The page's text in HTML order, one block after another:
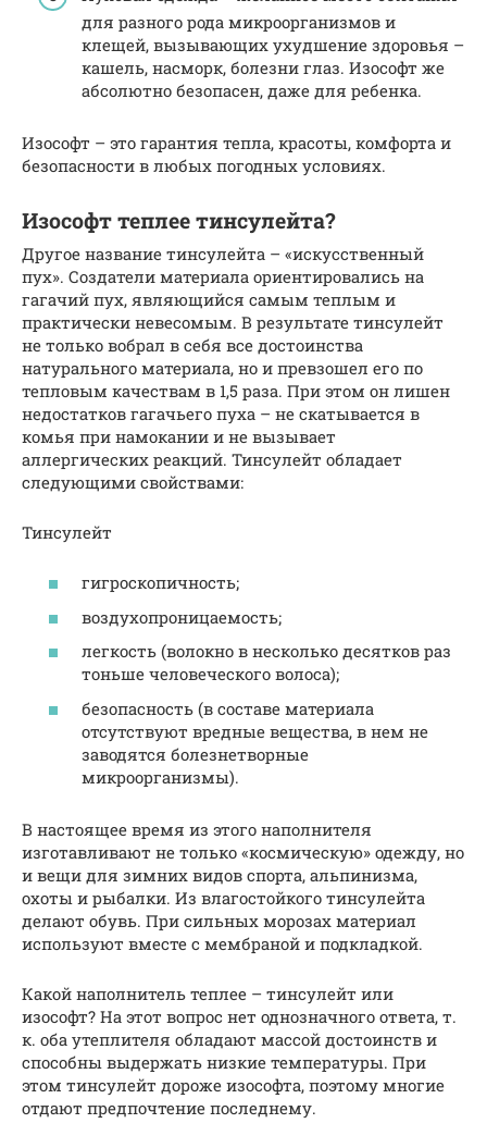
для разного рода микроорганизмов и
клещей, вызывающих ухудшение здоровья –
кашель, насморк, болезни глаз. Изософт же
абсолютно безопасен, даже для ребенка.
Изософт – это гарантия тепла, красоты, комфорта и
безопасности в любых погодных условиях.
Изософт теплее тинсулейта?
Другое название тинсулейта – «искусственный
пух». Создатели материала ориентировались на
гагачий пух, являющийся самым теплым и
практически невесомым. В результате тинсулейт
не только вобрал в себя все достоинства
натурального материала, но и превзошел его по
тепловым качествам в 1,5 раза. При этом он лишен
недостатков гагачьего пуха – не скатывается в
комья при намокании и не вызывает
аллергических реакций. Тинсулейт обладает
следующими свойствами:
Тинсулейт
гигроскопичность;
воздухопроницаемость;
легкость (волокно в несколько десятков раз
тоньше человеческого волоса);
безопасность (в составе материала
отсутствуют вредные вещества, в нем не
заводятся болезнетворные
микроорганизмы).
В настоящее время из этого наполнителя
изготавливают не только «космическую» одежду, но
и вещи для зимних видов спорта, альпинизма,
охоты и рыбалки. Из влагостойкого тинсулейта
делают обувь. При сильных морозах материал
используют вместе с мембраной и подкладкой.
Какой наполнитель теплее – тинсулейт или
изософт? На этот вопрос нет однозначного ответа, т.
к. оба утеплителя обладают массой достоинств и
способны выдержать низкие температуры. При
этом тинсулейт дороже изософта, поэтому многие
отдают предпочтение последнему.